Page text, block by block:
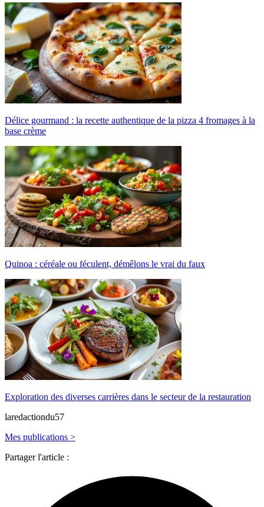
Délice gourmand : la recette authentique de la pizza 4 fromages à la
base crème
Quinoa : céréale ou féculent, démêlons le vrai du faux
Exploration des diverses carrières dans le secteur de la restauration
laredactiondu57
Mes publications >
Partager l'article :